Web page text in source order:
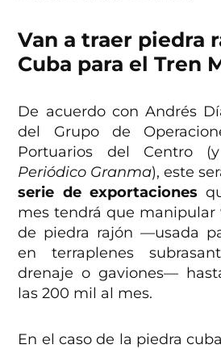
Van a traer piedra
Cuba para el Tren
De acuerdo con Andrés
del Grupo de
Portuarios del Centro
Periódico Granma), este
serie de exportaciones
mes tendrá que
de piedra rajón —usada
en terraplenes
drenaje o gaviones—
las 200 mil al mes.
En el caso de la piedra